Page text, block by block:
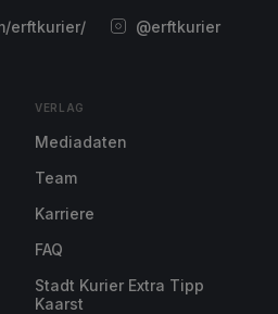
erftkurier/ @erftkurier
VERLAG
Mediadaten
Team
Karriere
FAQ
Stadt Kurier Extra Tipp
Kaarst